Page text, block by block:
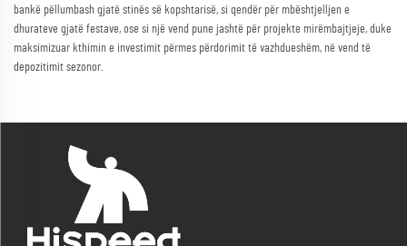
bankë pëllumbash gjatë stinës së kopshtarisë, si qendër për mbështjelljen e
dhurateve gjatë festave, ose si një vend pune jashtë për projekte mirëmbajtjeje, duke
maksimizuar kthimin e investimit përmes përdorimit të vazhdueshëm, në vend të
depozitimit sezonor.